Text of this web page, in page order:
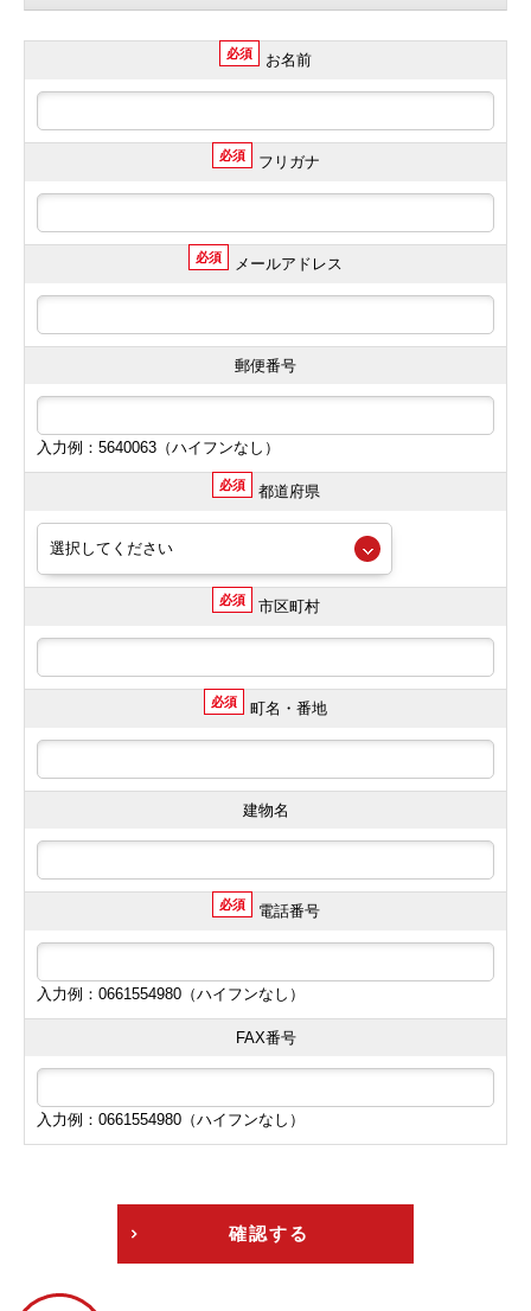
必須 お名前
必須 フリガナ
必須 メールアドレス
郵便番号
入力例：5640063（ハイフンなし）
必須 都道府県
必須 市区町村
必須 町名・番地
建物名
必須 電話番号
入力例：0661554980（ハイフンなし）
FAX番号
入力例：0661554980（ハイフンなし）
確認する